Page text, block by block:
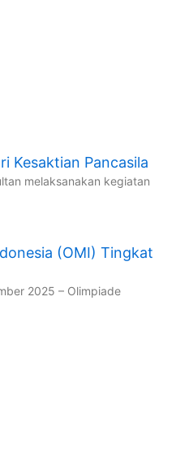
Kesaktian Pancasila
melaksanakan kegiatan
(OMI) Tingkat
2025 – Olimpiade